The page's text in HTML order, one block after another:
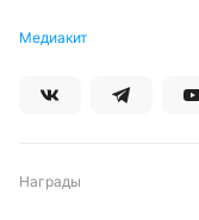
Медиакит
Награды